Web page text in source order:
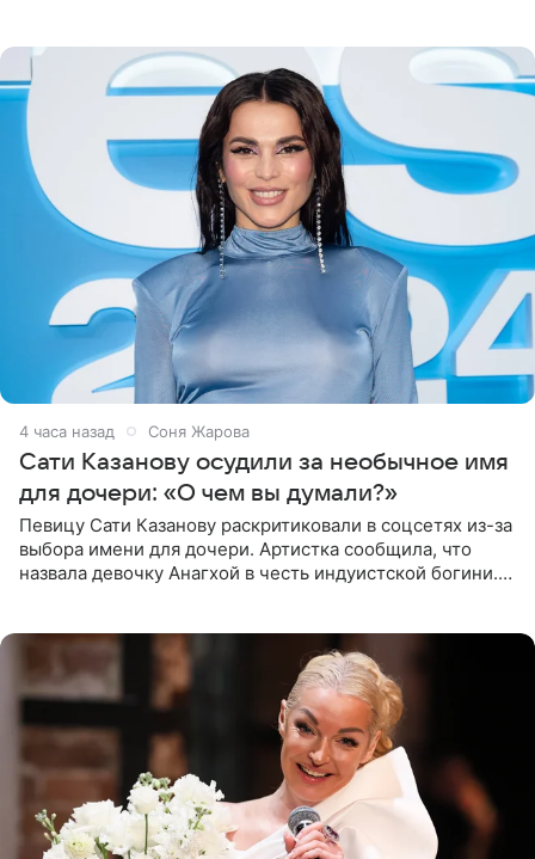
4 часа назад Соня Жарова
Сати Казанову осудили за необычное имя
для дочери: «О чем вы думали?»
Певицу Сати Казанову раскритиковали в соцсетях из-за
выбора имени для дочери. Артистка сообщила, что
назвала девочку Анагхой в честь индуистской богини.